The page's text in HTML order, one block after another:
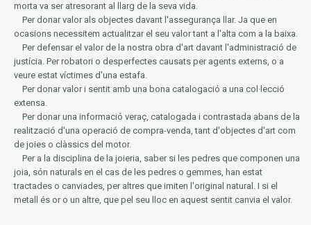
morta va ser atresorant al llarg de la seva vida.
Per donar valor als objectes davant l'assegurança llar. Ja que en
ocasions necessitem actualitzar el seu valor tant a l'alta com a la baixa.
Per defensar el valor de la nostra obra d'art davant l'administració de
justícia. Per robatori o desperfectes causats per agents externs, o a
veure estat víctimes d'una estafa.
Per donar valor i sentit amb una bona catalogació a una col·lecció
extensa.
Per donar una informació veraç, catalogada i contrastada abans de la
realització d'una operació de compra-venda, tant d'objectes d'art com
de joies o clàssics del motor.
Per a la disciplina de la joieria, saber si les pedres que componen una
joia, són naturals en el cas de les pedres o gemmes, han estat
tractades o canviades, per altres que imiten l'original natural. I si el
metall és or o un altre, que pel seu lloc en aquest sentit canvia el valor.